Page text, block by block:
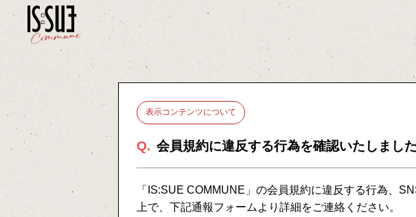
表示コンテンツについて
Q. 会員規約に違反する行為を確認いたしまし
「IS:SUE COMMUNE」の会員規約に違反する行為、
上で、下記通報フォームより詳細をご連絡ください。